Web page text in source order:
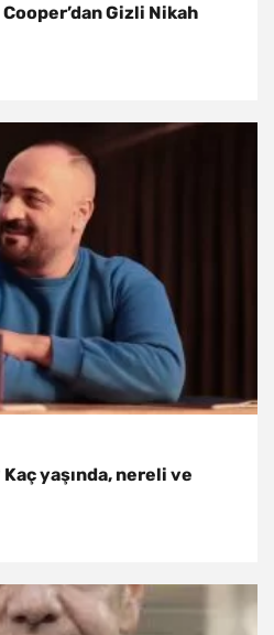
Gizli Nikah
yaşında, nereli ve